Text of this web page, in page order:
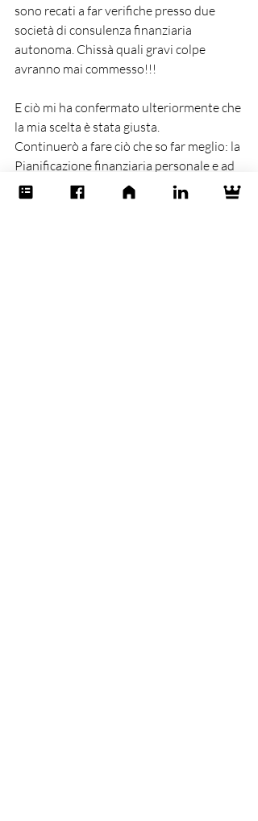
sono recati a far verifiche presso due
società di consulenza finanziaria
autonoma. Chissà quali gravi colpe
avranno mai commesso!!!
E ciò mi ha confermato ulteriormente che
la mia scelta è stata giusta.
Continuerò a fare ciò che so far meglio: la
Pianificazione finanziaria personale e ad
insegnare ai risparmiatori come rendersi
finanziariamente autonomi dalle varie